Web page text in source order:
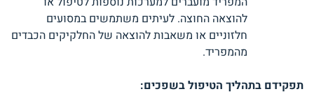
להוצאה החוצה. לעיתים משתמשים במסועים
חלזוניים או משאבות להוצאה של החלקיקים הכבדים
מהמפריד.
תפקידם בתהליך הטיפול בשפכים: